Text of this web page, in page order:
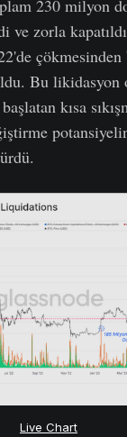
230 milyon
ve zorla
çökmesinden
Bu likidasyon
kısa
Live Chart